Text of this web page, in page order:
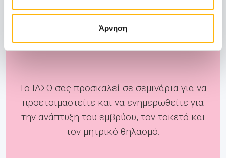
Άρνηση
Pre-Birth
Το ΙΑΣΩ σας προσκαλεί σε σεμινάρια για να
προετοιμαστείτε και να ενημερωθείτε για
την ανάπτυξη του εμβρύου, τον τοκετό και
τον μητρικό θηλασμό.